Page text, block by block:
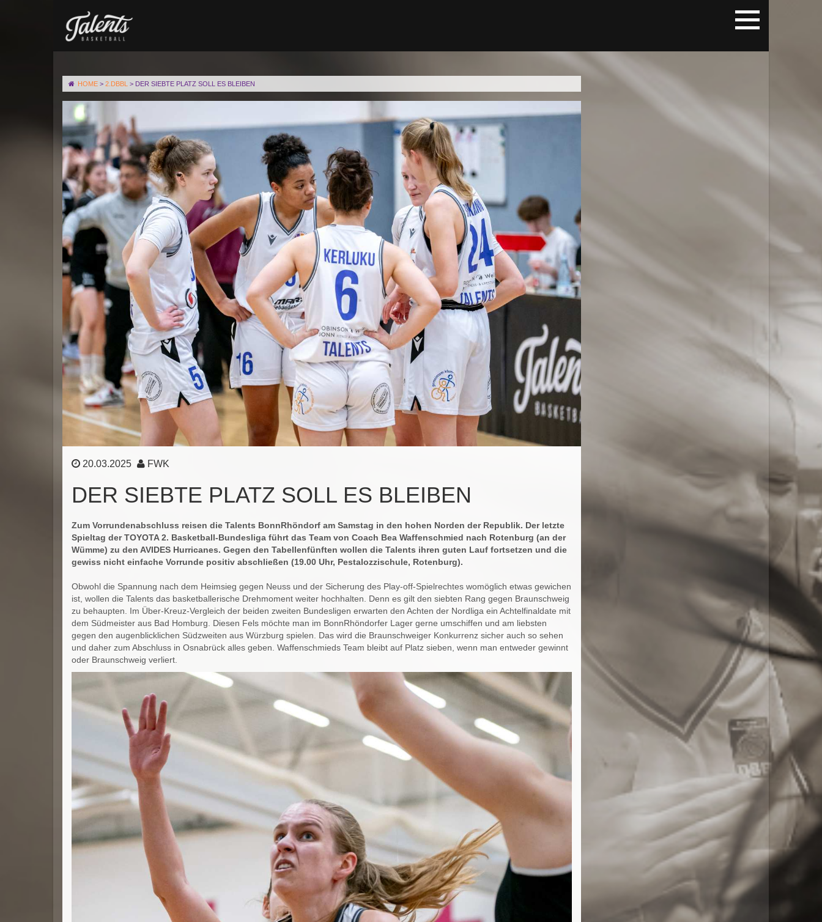
HOME > 2.DBBL > DER SIEBTE PLATZ SOLL ES BLEIBEN
20.03.2025 FWK
DER SIEBTE PLATZ SOLL ES BLEIBEN
Zum Vorrundenabschluss reisen die Talents BonnRhöndorf am Samstag in den hohen Norden der Republik. Der letzte
Spieltag der TOYOTA 2. Basketball-Bundesliga führt das Team von Coach Bea Waffenschmied nach Rotenburg (an der
Wümme) zu den AVIDES Hurricanes. Gegen den Tabellenfünften wollen die Talents ihren guten Lauf fortsetzen und die
gewiss nicht einfache Vorrunde positiv abschließen (19.00 Uhr, Pestalozzischule, Rotenburg).
Obwohl die Spannung nach dem Heimsieg gegen Neuss und der Sicherung des Play-off-Spielrechtes womöglich etwas gewichen
ist, wollen die Talents das basketballerische Drehmoment weiter hochhalten. Denn es gilt den siebten Rang gegen Braunschweig
zu behaupten. Im Über-Kreuz-Vergleich der beiden zweiten Bundesligen erwarten den Achten der Nordliga ein Achtelfinaldate mit
dem Südmeister aus Bad Homburg. Diesen Fels möchte man im BonnRhöndorfer Lager gerne umschiffen und am liebsten
gegen den augenblicklichen Südzweiten aus Würzburg spielen. Das wird die Braunschweiger Konkurrenz sicher auch so sehen
und daher zum Abschluss in Osnabrück alles geben. Waffenschmieds Team bleibt auf Platz sieben, wenn man entweder gewinnt
oder Braunschweig verliert.